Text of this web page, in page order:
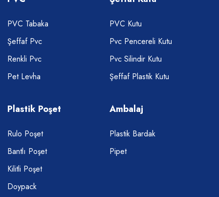
PVC Tabaka
Şeffaf Pvc
Renkli Pvc
Pet Levha
PVC Kutu
Pvc Pencereli Kutu
Pvc Silindir Kutu
Şeffaf Plastik Kutu
Plastik Poşet
Rulo Poşet
Bantlı Poşet
Kilitli Poşet
Doypack
Ambalaj
Plastik Bardak
Pipet